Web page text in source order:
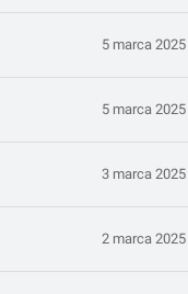
5 marca 2025
5 marca 2025
3 marca 2025
2 marca 2025